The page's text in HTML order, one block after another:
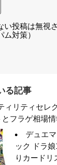
い投稿は無視
ム対策）
る記事
ィリティセレ
とフラゲ相場
デュエ
ック ドラ
りカードリ